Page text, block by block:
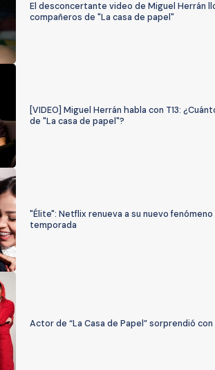
El desconcertante video de Miguel Herrán
compañeros de "La casa de papel"
[VIDEO] Miguel Herrán habla con T13:
de "La casa de papel"?
"Élite": Netflix renueva a su nuevo
temporada
Actor de “La Casa de Papel” sorprendió